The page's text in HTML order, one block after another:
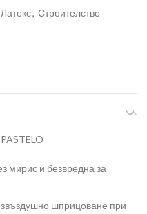
Латекс, Строителство
мирис и безвредна за
шприцоване при